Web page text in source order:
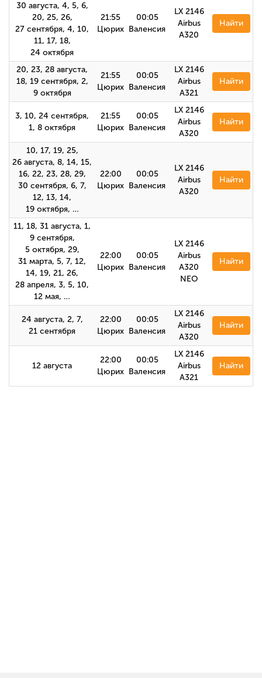
30 августа, 4, 5, 6,
20, 25, 26,
27 сентября, 4, 10,
11, 17, 18,
24 октября
21:55
Цюрих
00:05
Валенсия
LX 2146
Airbus
A320
Найти
20, 23, 28 августа,
18, 19 сентября, 2,
9 октября
21:55
Цюрих
00:05
Валенсия
LX 2146
Airbus
A321
Найти
3, 10, 24 сентября,
1, 8 октября
21:55
Цюрих
00:05
Валенсия
LX 2146
Airbus
А320
Найти
10, 17, 19, 25,
26 августа, 8, 14, 15,
16, 22, 23, 28, 29,
30 сентября, 6, 7,
12, 13, 14,
19 октября, …
22:00
Цюрих
00:05
Валенсия
LX 2146
Airbus
A320
Найти
11, 18, 31 августа, 1,
9 сентября,
5 октября, 29,
31 марта, 5, 7, 12,
14, 19, 21, 26,
28 апреля, 3, 5, 10,
12 мая, …
22:00
Цюрих
00:05
Валенсия
LX 2146
Airbus
A320
NEO
Найти
24 августа, 2, 7,
21 сентября
22:00
Цюрих
00:05
Валенсия
LX 2146
Airbus
А320
Найти
12 августа
22:00
Цюрих
00:05
Валенсия
LX 2146
Airbus
А321
Найти